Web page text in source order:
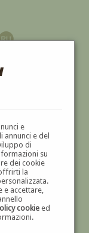
e
annunci e del
di
su
dei cookie
la
e accettare,
cookieed
'900